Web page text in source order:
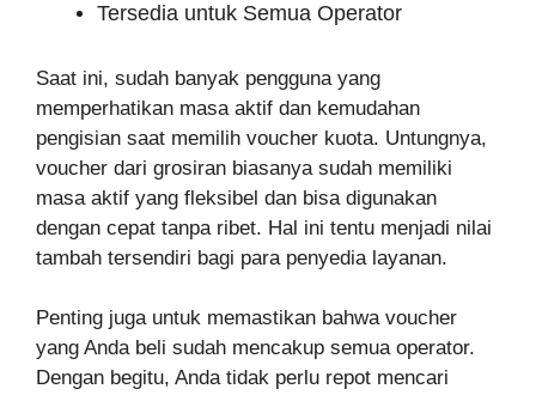
Tersedia untuk Semua Operator
Saat ini, sudah banyak pengguna yang
memperhatikan masa aktif dan kemudahan
pengisian saat memilih voucher kuota. Untungnya,
voucher dari grosiran biasanya sudah memiliki
masa aktif yang fleksibel dan bisa digunakan
dengan cepat tanpa ribet. Hal ini tentu menjadi nilai
tambah tersendiri bagi para penyedia layanan.
Penting juga untuk memastikan bahwa voucher
yang Anda beli sudah mencakup semua operator.
Dengan begitu, Anda tidak perlu repot mencari